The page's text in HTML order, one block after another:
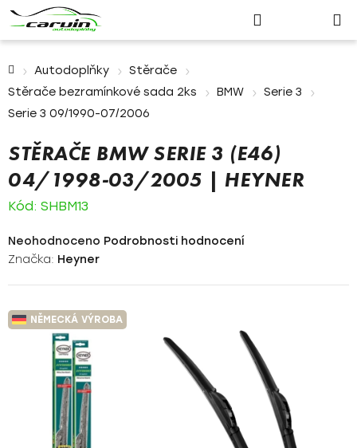
Přihlášení
košík
Autodoplňky
Stěrače
Stěrače bezramínkové sada 2ks
BMW
Serie 3
Serie 3 09/1990-07/2006
STĚRAČE BMW SERIE 3 (E46)
04/1998-03/2005 | HEYNER
Kód: SHBM13
Průměrné
hodnocení
0,0
z
hvězdiček.
Neohodnoceno Podrobnosti hodnocení
Značka: Heyner
NĚMECKÁ VÝROBA